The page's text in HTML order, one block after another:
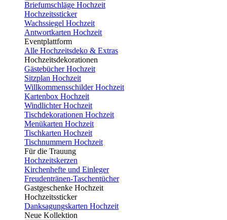
Briefumschläge Hochzeit
Hochzeitssticker
Wachssiegel Hochzeit
Antwortkarten Hochzeit
Eventplattform
Alle Hochzeitsdeko & Extras
Hochzeitsdekorationen
Gästebücher Hochzeit
Sitzplan Hochzeit
Willkommensschilder Hochzeit
Kartenbox Hochzeit
Windlichter Hochzeit
Tischdekorationen Hochzeit
Menükarten Hochzeit
Tischkarten Hochzeit
Tischnummern Hochzeit
Für die Trauung
Hochzeitskerzen
Kirchenhefte und Einleger
Freudentränen-Taschentücher
Gastgeschenke Hochzeit
Hochzeitssticker
Danksagungskarten Hochzeit
Neue Kollektion